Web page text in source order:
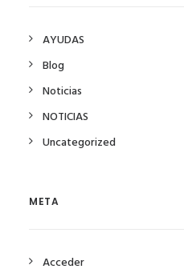
AYUDAS
Blog
Noticias
NOTICIAS
Uncategorized
META
Acceder